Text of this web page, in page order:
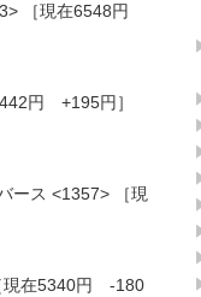
［現在6548円
円 +195円］
ース <1357> ［現
現在5340円 -180